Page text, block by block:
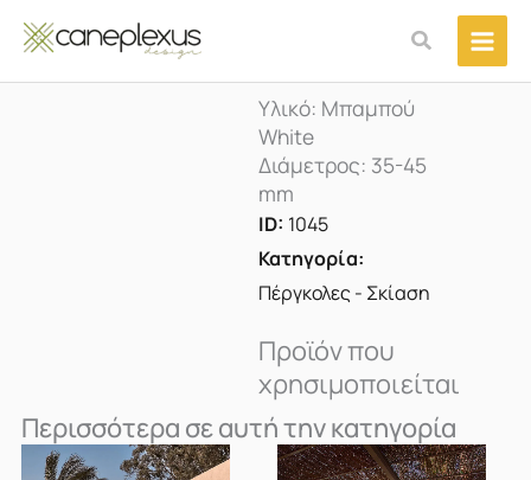
στο
περιεχόμενο
Αναζήτηση
Υλικό: Μπαμπού
White
Διάμετρος: 35-45
mm
ID: 1045
Κατηγορία:
Πέργκολες - Σκίαση
Προϊόν που
χρησιμοποιείται
Περισσότερα σε αυτή την κατηγορία